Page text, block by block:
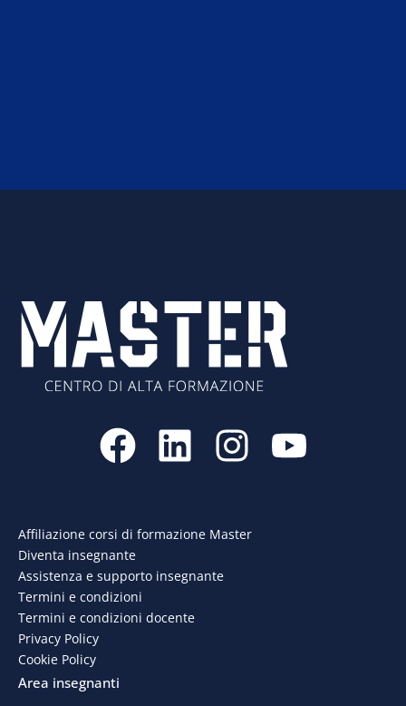
F
a
e
b
o
k
L
i
k
e
d
I
n
t
Y
o
Affiliazione corsi di formazione Master
Diventa insegnante
Assistenza e supporto insegnante
Termini e condizioni
Termini e condizioni docente
Privacy Policy
Cookie Policy
Area insegnanti